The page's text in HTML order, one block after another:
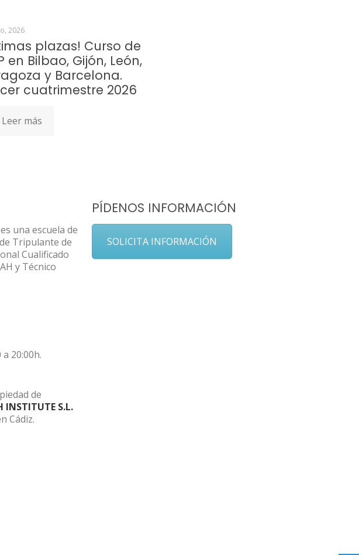
2026
plazas! Curso de
en Bilbao, Gijón, León,
y Barcelona.
cuatrimestre 2026
Leer más
una escuela de
Tripulante de
Cualificado
y Técnico
20:00h.
de
INSTITUTE S.L.
Cádiz.
PÍDENOS INFORMACIÓN
SOLICITA INFORMACIÓN